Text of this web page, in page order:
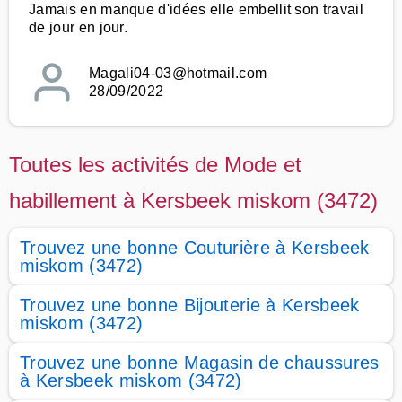
Jamais en manque d'idées elle embellit son travail
de jour en jour.
Magali04-03@hotmail.com
28/09/2022
Toutes les activités de Mode et
habillement à Kersbeek miskom (3472)
Trouvez une bonne Couturière à Kersbeek
miskom (3472)
Trouvez une bonne Bijouterie à Kersbeek
miskom (3472)
Trouvez une bonne Magasin de chaussures
à Kersbeek miskom (3472)